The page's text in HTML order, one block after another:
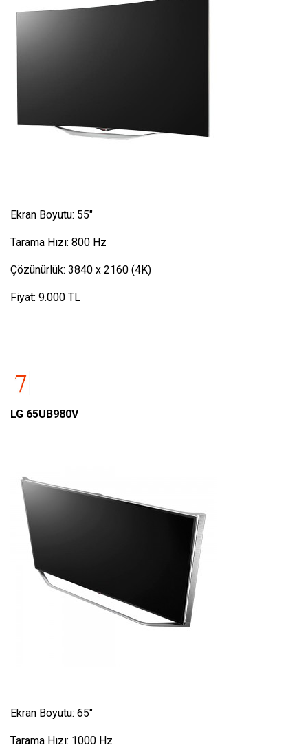
Ekran Boyutu: 55″
Tarama Hızı: 800 Hz
Çözünürlük: 3840 x 2160 (4K)
Fiyat: 9.000 TL
LG 65UB980V
Ekran Boyutu: 65″
Tarama Hızı: 1000 Hz